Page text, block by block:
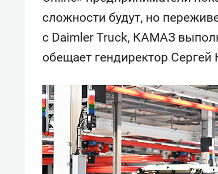
сложности будут, но
с Daimler Truck, КАМАЗ
обещает гендиректор Сергей